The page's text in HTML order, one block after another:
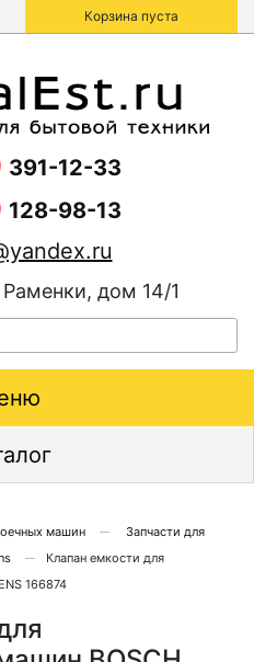
Корзина пуста
391-12-33
128-98-13
дом 14/1
машин
Запчасти для
Клапан емкости для
166874